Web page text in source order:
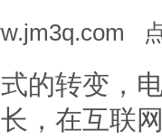
转变，电
，在互联